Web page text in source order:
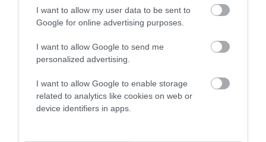
I want to allow my user data to be sent to
Google for online advertising purposes.
I want to allow Google to send me
personalized advertising.
I want to allow Google to enable storage
related to analytics like cookies on web or
device identifiers in apps.
Αποθήκευσε το όνομά μου, email, και τον ιστότοπο μου σε